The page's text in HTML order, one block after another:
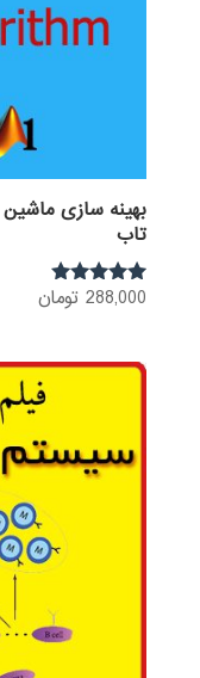
بهینه سازی ماشین
تاب
نمره
288,000 تومان